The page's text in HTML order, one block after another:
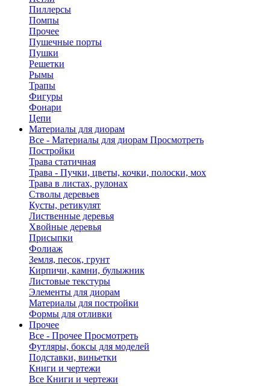
Пиллерсы
Помпы
Прочее
Пушечные порты
Пушки
Решетки
Рымы
Трапы
Фигуры
Фонари
Цепи
Материалы для диорам
Все - Материалы для диорам Просмотреть
Постройки
Трава статичная
Трава - Пучки, цветы, кочки, полоски, мох
Трава в листах, рулонах
Стволы деревьев
Кусты, ретикулят
Лиственные деревья
Хвойные деревья
Присыпки
Фолиаж
Земля, песок, грунт
Кирпичи, камни, булыжник
Листовые текстуры
Элементы для диорам
Материалы для постройки
Формы для отливки
Прочее
Все - Прочее Просмотреть
Футляры, боксы для моделей
Подставки, виньетки
Книги и чертежи
Все Книги и чертежи